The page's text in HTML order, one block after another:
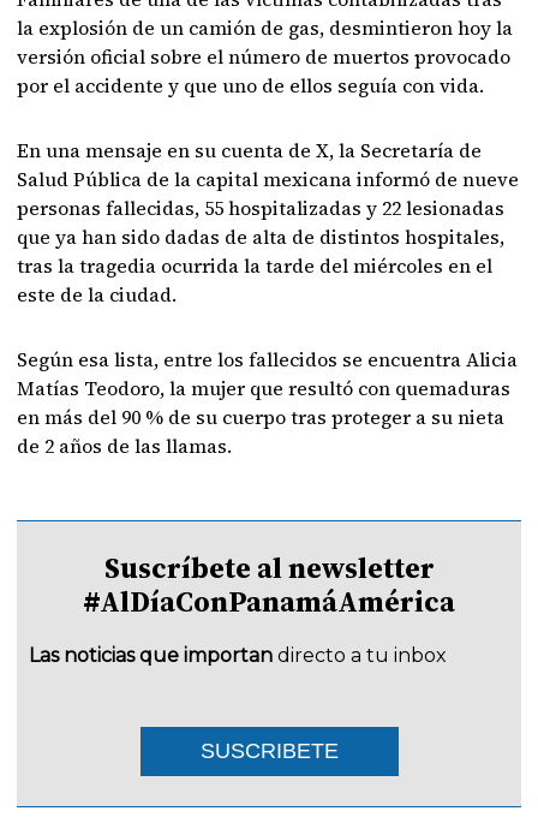
la explosión de un camión de gas, desmintieron hoy la
versión oficial sobre el número de muertos provocado
por el accidente y que uno de ellos seguía con vida.
En una mensaje en su cuenta de X, la Secretaría de
Salud Pública de la capital mexicana informó de nueve
personas fallecidas, 55 hospitalizadas y 22 lesionadas
que ya han sido dadas de alta de distintos hospitales,
tras la tragedia ocurrida la tarde del miércoles en el
este de la ciudad.
Según esa lista, entre los fallecidos se encuentra Alicia
Matías Teodoro, la mujer que resultó con quemaduras
en más del 90 % de su cuerpo tras proteger a su nieta
de 2 años de las llamas.
Suscríbete al newsletter
#AlDíaConPanamáAmérica
Las noticias que importan directo a tu inbox
SUSCRIBETE